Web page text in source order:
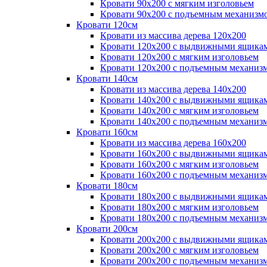
Кровати 90х200 с мягким изголовьем
Кровати 90х200 с подъемным
Кровати 120см
Кровати из массива дерева 120х200
Кровати 120х200 с выдвижными
Кровати 120х200 с мягким изголовьем
Кровати 120х200 с подъемным
Кровати 140см
Кровати из массива дерева 140х200
Кровати 140х200 с выдвижными
Кровати 140х200 с мягким изголовьем
Кровати 140х200 с подъемным
Кровати 160см
Кровати из массива дерева 160х200
Кровати 160х200 с выдвижными
Кровати 160х200 с мягким изголовьем
Кровати 160х200 с подъемным
Кровати 180см
Кровати 180х200 с выдвижными
Кровати 180х200 с мягким изголовьем
Кровати 180х200 с подъемным
Кровати 200см
Кровати 200х200 с выдвижными
Кровати 200х200 с мягким изголовьем
Кровати 200х200 с подъемным